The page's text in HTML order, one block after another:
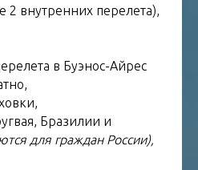
2 внутренних перелета),
в Буэнос-Айрес
Бразилии и
для граждан России),